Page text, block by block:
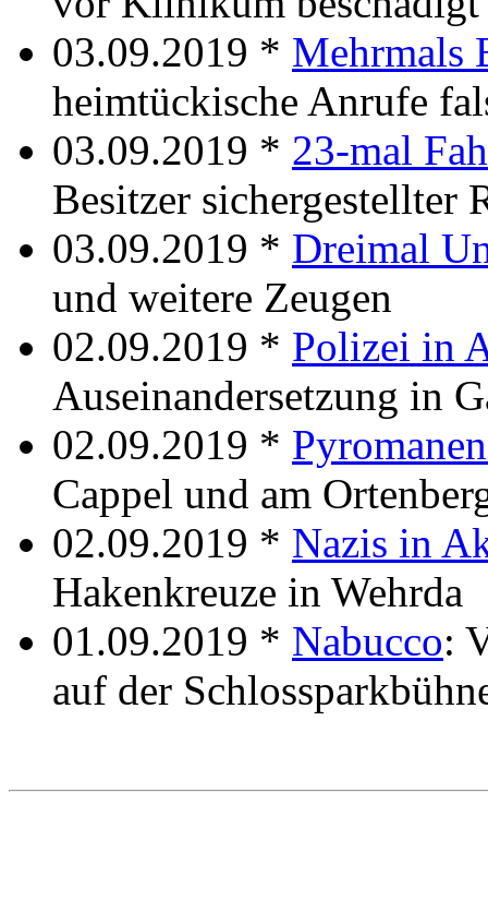
03.09.2019 * Mehrmals
heimtückische Anrufe
03.09.2019 * 23-mal
Besitzer sichergestellter
03.09.2019 * Dreimal
und weitere Zeugen
02.09.2019 * Polizei in
Auseinandersetzung in
02.09.2019 *
Cappel und am
02.09.2019 * Nazis in
Hakenkreuze in Wehrda
01.09.2019 * Nabucco:
auf der